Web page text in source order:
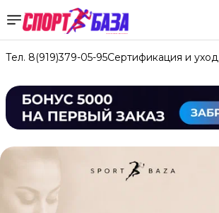
Тел. 8(919)379-05-95Сертификация и уход